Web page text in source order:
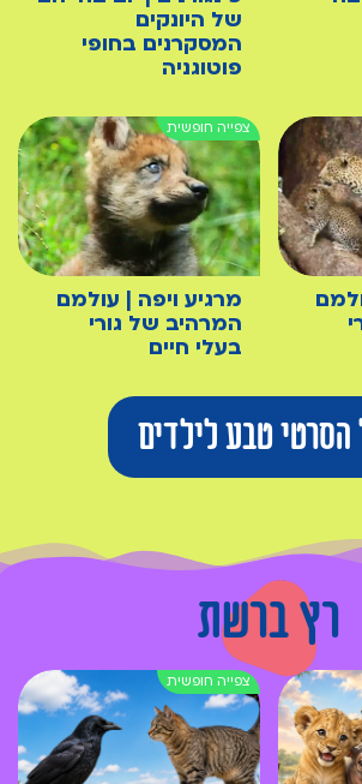
של היונקים
המסקרנים בחופי
פוטוגניה
מרגיע ויפה | עולמם
המרהיב של גורי
בעלי חיים
הסרטי טבע לילדים
רץ ברשת